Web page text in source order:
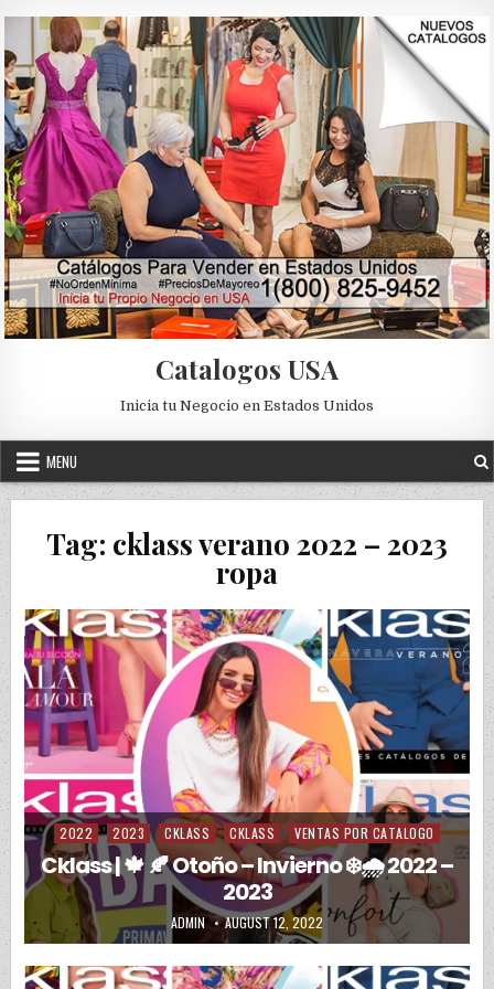
Catalogos USA
Inicia tu Negocio en Estados Unidos
MENU
Tag: cklass verano 2022 – 2023
ropa
Posted in
2022 2023 CKLASS CKLASS VENTAS POR CATALOGO
Cklass | 🍁 🍂 Otoño – Invierno ❄️🌧️ 2022 –
2023
AUTHOR:
ADMIN PUBLISHED DATE:
AUGUST 12, 2022